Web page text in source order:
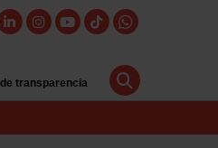
transparencia